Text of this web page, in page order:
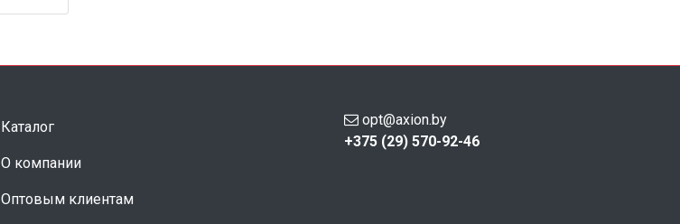
Каталог
О компании
Оптовым клиентам
opt@axion.by
+375 (29) 570-92-46